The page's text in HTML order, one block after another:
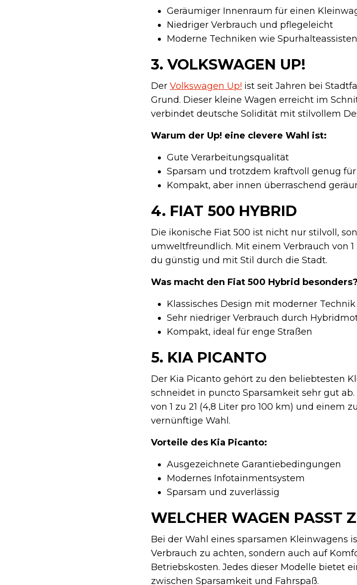
Geräumiger Innenraum für einen
Niedriger Verbrauch und pflegeleicht
Moderne Techniken wie
3. VOLKSWAGEN UP!
Der Volkswagen Up! ist seit Jahren bei
Grund. Dieser kleine Wagen erreicht im
verbindet deutsche Solidität mit stilvollem
Warum der Up! eine clevere Wahl ist:
Gute Verarbeitungsqualität
Sparsam und trotzdem kraftvoll genug
Kompakt, aber innen überraschend
4. FIAT 500 HYBRID
Die ikonische Fiat 500 ist nicht nur stilvoll,
umweltfreundlich. Mit einem Verbrauch von
du günstig und mit Stil durch die Stadt.
Was macht den Fiat 500 Hybrid besonders?
Klassisches Design mit moderner Technik
Sehr niedriger Verbrauch durch
Kompakt, ideal für enge Straßen
5. KIA PICANTO
Der Kia Picanto gehört zu den beliebtesten
schneidet in puncto Sparsamkeit sehr gut
von 1 zu 21 (4,8 Liter pro 100 km) und einem
vernünftige Wahl.
Vorteile des Kia Picanto:
Ausgezeichnete Garantiebedingungen
Modernes Infotainmentsystem
Sparsam und zuverlässig
WELCHER WAGEN PASST
Bei der Wahl eines sparsamen Kleinwagens
Verbrauch zu achten, sondern auch auf
Betriebskosten. Jedes dieser Modelle bietet
zwischen Sparsamkeit und Fahrspaß.